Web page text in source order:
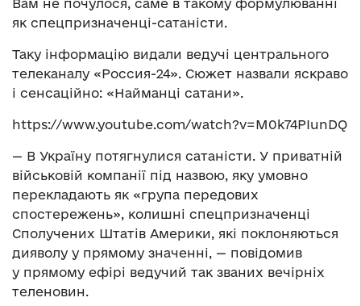
Вам не почулося, саме в такому формулюванні
як спецпризначенці-сатаністи.
Таку інформацію видали ведучі центрального
телеканалу «Россия-24». Сюжет назвали яскраво
і сенсаційно: «Найманці сатани».
https://www.youtube.com/watch?v=M0k74PIunDQ
— В Україну потягнулися сатаністи. У приватній
військовій компанії під назвою, яку умовно
перекладають як «група передових
спостережень», колишні спецпризначенці
Сполучених Штатів Америки, які поклоняються
дияволу у прямому значенні, — повідомив
у прямому ефірі ведучий так званих вечірніх
теленовин.